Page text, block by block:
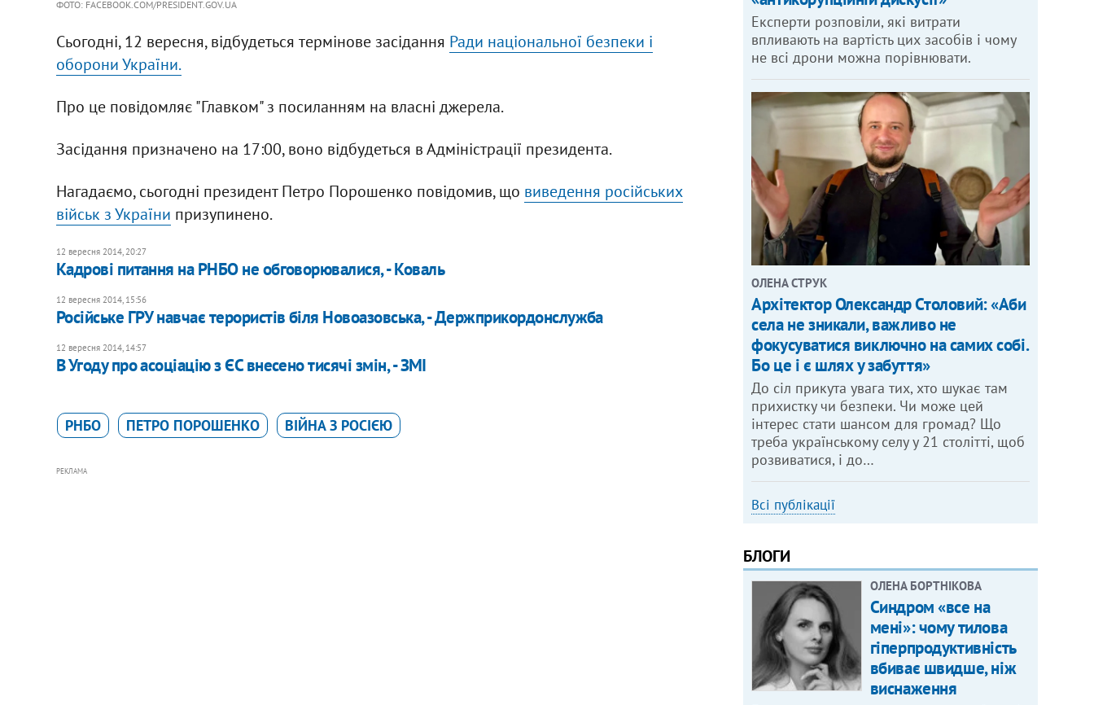
ФОТО: FACEBOOK.COM/PRESIDENT.GOV.UA
Сьогодні, 12 вересня, відбудеться термінове засідання Ради національної безпеки і
оборони України.
Про це повідомляє "Главком" з посиланням на власні джерела.
Засідання призначено на 17:00, воно відбудеться в Адміністрації президента.
Нагадаємо, сьогодні президент Петро Порошенко повідомив, що виведення російських
військ з України призупинено.
12 вересня 2014, 20:27
Кадрові питання на РНБО не обговорювалися, - Коваль
12 вересня 2014, 15:56
Російське ГРУ навчає терористів біля Новоазовська, - Держприкордонслужба
12 вересня 2014, 14:57
В Угоду про асоціацію з ЄС внесено тисячі змін, - ЗМІ
РНБО ПЕТРО ПОРОШЕНКО ВІЙНА З РОСІЄЮ
РЕКЛАМА
Експерти розповіли, які витрати
впливають на вартість цих засобів і чому
не всі дрони можна порівнювати.
ОЛЕНА СТРУК
Архітектор Олександр Столовий: «Аби
села не зникали, важливо не
фокусуватися виключно на самих собі.
Бо це і є шлях у забуття»
До сіл прикута увага тих, хто шукає там
прихистку чи безпеки. Чи може цей
інтерес стати шансом для громад? Що
треба українському селу у 21 столітті, щоб
розвиватися, і до…
Всі публікації
БЛОГИ
ОЛЕНА БОРТНІКОВА
Синдром «все на
мені»: чому тилова
гіперпродуктивність
вбиває швидше, ніж
виснаження